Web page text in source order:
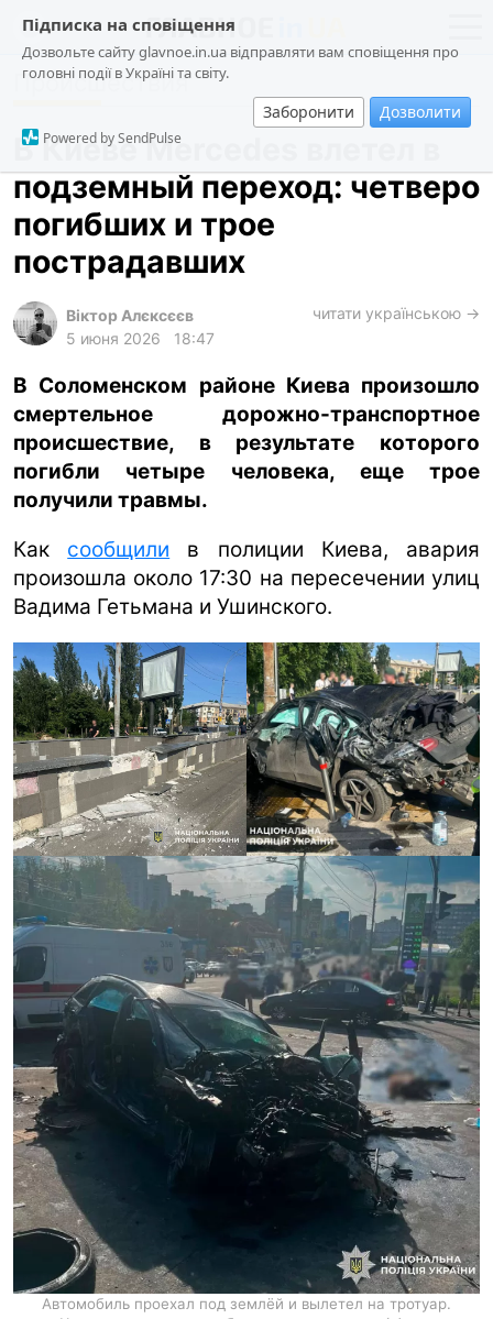
Підписка на сповіщення
Дозвольте сайту glavnoe.in.ua відправляти вам сповіщення про
головні події в Україні та світу.
Заборонити Дозволити
Powered by SendPulse
новости
о проекте
общество
происшествия
криминал
харьков
gambling
Происшествия
В Киеве Mercedes влетел в
подземный переход: четверо
погибших и трое
пострадавших
Віктор Алєксєєв
5 июня 2026
18:47
читати українською →
В Соломенском районе Киева произошло
смертельное дорожно-транспортное
происшествие, в результате которого
погибли четыре человека, еще трое
получили травмы.
Как сообщили в полиции Киева, авария
произошла около 17:30 на пересечении улиц
Вадима Гетьмана и Ушинского.
Автомобиль проехал под землёй и вылетел на тротуар.